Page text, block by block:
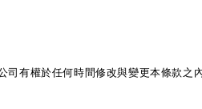
有權於任何時間修改與變更本條款